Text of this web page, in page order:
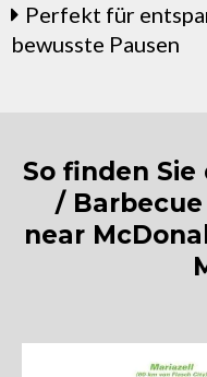
Perfekt für
bewusste Pausen
So finden Sie
/
near